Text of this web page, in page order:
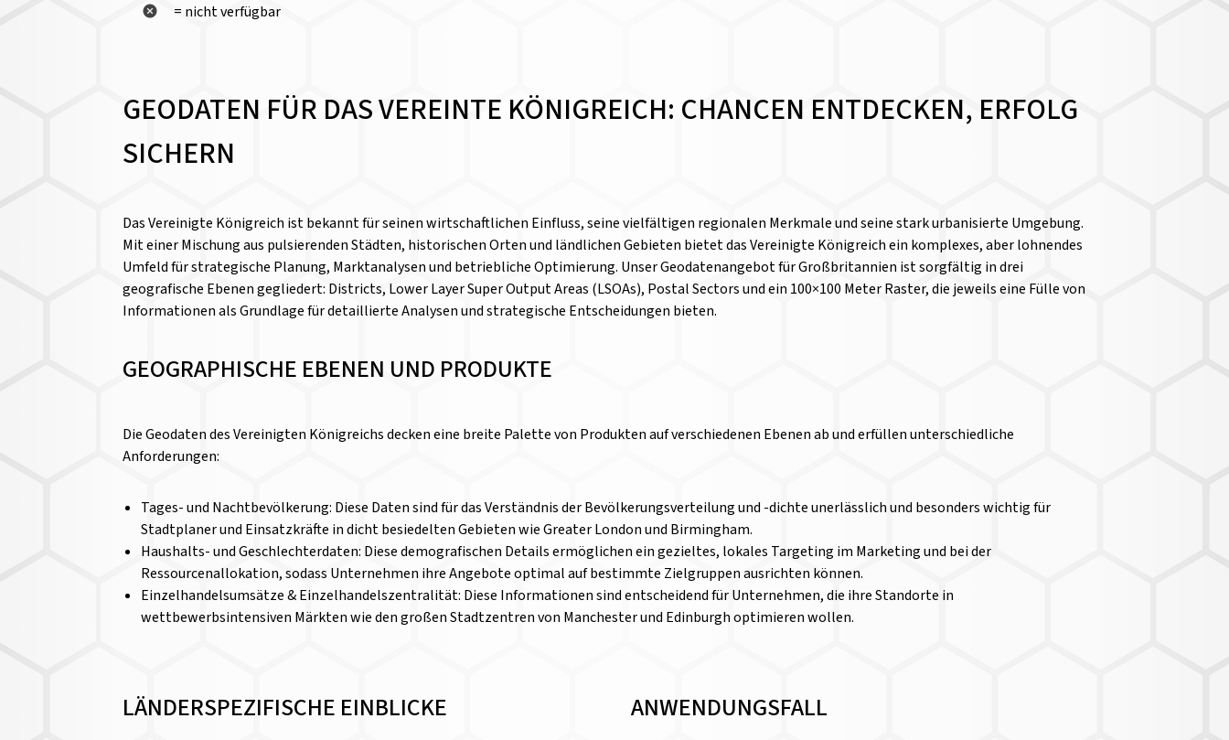
= nicht verfügbar
GEODATEN FÜR DAS VEREINTE KÖNIGREICH: CHANCEN ENTDECKEN, ERFOLG
SICHERN
Das Vereinigte Königreich ist bekannt für seinen wirtschaftlichen Einfluss, seine vielfältigen regionalen Merkmale und seine stark urbanisierte Umgebung.
Mit einer Mischung aus pulsierenden Städten, historischen Orten und ländlichen Gebieten bietet das Vereinigte Königreich ein komplexes, aber lohnendes
Umfeld für strategische Planung, Marktanalysen und betriebliche Optimierung. Unser Geodatenangebot für Großbritannien ist sorgfältig in drei
geografische Ebenen gegliedert: Districts, Lower Layer Super Output Areas (LSOAs), Postal Sectors und ein 100×100 Meter Raster, die jeweils eine Fülle von
Informationen als Grundlage für detaillierte Analysen und strategische Entscheidungen bieten.
GEOGRAPHISCHE EBENEN UND PRODUKTE
Die Geodaten des Vereinigten Königreichs decken eine breite Palette von Produkten auf verschiedenen Ebenen ab und erfüllen unterschiedliche
Anforderungen:
Tages- und Nachtbevölkerung: Diese Daten sind für das Verständnis der Bevölkerungsverteilung und -dichte unerlässlich und besonders wichtig für
Stadtplaner und Einsatzkräfte in dicht besiedelten Gebieten wie Greater London und Birmingham.
Haushalts- und Geschlechterdaten: Diese demografischen Details ermöglichen ein gezieltes, lokales Targeting im Marketing und bei der
Ressourcenallokation, sodass Unternehmen ihre Angebote optimal auf bestimmte Zielgruppen ausrichten können.
Einzelhandelsumsätze & Einzelhandelszentralität: Diese Informationen sind entscheidend für Unternehmen, die ihre Standorte in
wettbewerbsintensiven Märkten wie den großen Stadtzentren von Manchester und Edinburgh optimieren wollen.
LÄNDERSPEZIFISCHE EINBLICKE ANWENDUNGSFALL